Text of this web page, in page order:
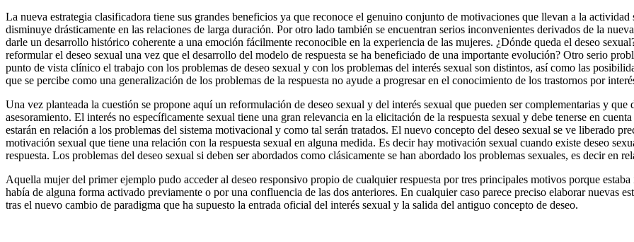
La nueva estrategia clasificadora tiene sus grandes beneficios ya que reconoce el genuino conjunto de motivaciones que llevan a la
disminuye drásticamente en las relaciones de larga duración. Por otro lado también se encuentran serios inconvenientes derivados de la
darle un desarrollo histórico coherente a una emoción fácilmente reconocible en la experiencia de las mujeres. ¿Dónde queda el deseo
reformular el deseo sexual una vez que el desarrollo del modelo de respuesta se ha beneficiado de una importante evolución? Otro serio
punto de vista clínico el trabajo con los problemas de deseo sexual y con los problemas del interés sexual son distintos, así como las
que se percibe como una generalización de los problemas de la respuesta no ayude a progresar en el conocimiento de los trastornos por
Una vez planteada la cuestión se propone aquí un reformulación de deseo sexual y del interés sexual que pueden ser complementarias y
asesoramiento. El interés no específicamente sexual tiene una gran relevancia en la elicitación de la respuesta sexual y debe tenerse en
estarán en relación a los problemas del sistema motivacional y como tal serán tratados. El nuevo concepto del deseo sexual se ve liberado
motivación sexual que tiene una relación con la respuesta sexual en alguna medida. Es decir hay motivación sexual cuando existe deseo
respuesta. Los problemas del deseo sexual si deben ser abordados como clásicamente se han abordado los problemas sexuales, es decir en
Aquella mujer del primer ejemplo pudo acceder al deseo responsivo propio de cualquier respuesta por tres principales motivos porque
había de alguna forma activado previamente o por una confluencia de las dos anteriores. En cualquier caso parece preciso elaborar nuevas
tras el nuevo cambio de paradigma que ha supuesto la entrada oficial del interés sexual y la salida del antiguo concepto de deseo.